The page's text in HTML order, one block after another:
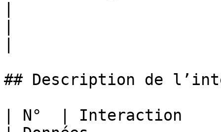
## Description de
| N°  | Interaction